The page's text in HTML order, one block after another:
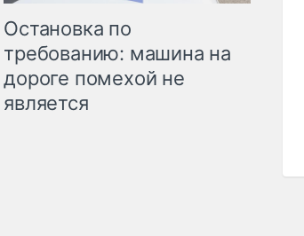
Остановка по
требованию: машина на
дороге помехой не
является